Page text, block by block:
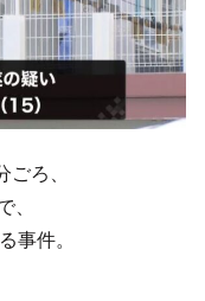
ろ、
事件。